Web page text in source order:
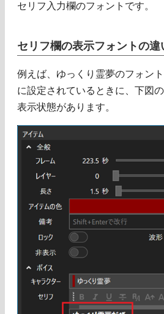
セリフ入力欄のフォントです。
セリフ欄の表示フォントの違
例えば、ゆっくり霊夢のフォン
に設定されているときに、下図
表示状態があります。